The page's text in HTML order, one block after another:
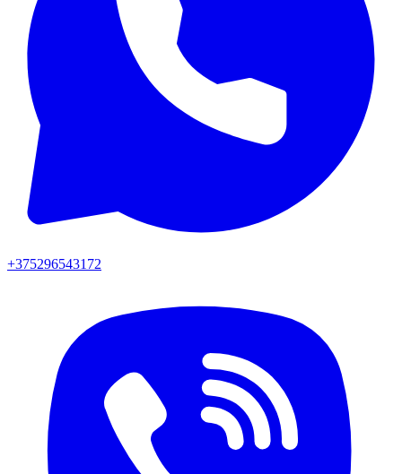
+375296543172